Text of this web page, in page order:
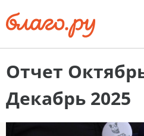
Отчет
Декабрь 2025